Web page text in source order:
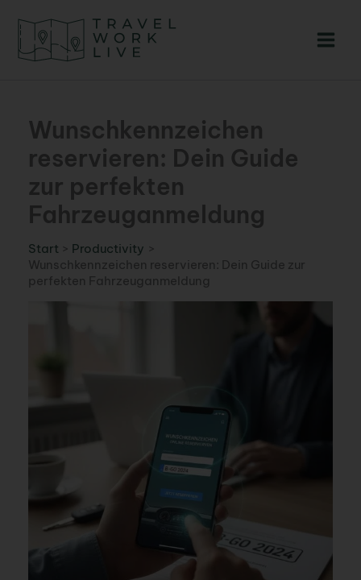
Inhalt
springen
Wunschkennzeichen
reservieren: Dein Guide
zur perfekten
Fahrzeuganmeldung
Start
Productivity
Wunschkennzeichen reservieren: Dein Guide zur
perfekten Fahrzeuganmeldung